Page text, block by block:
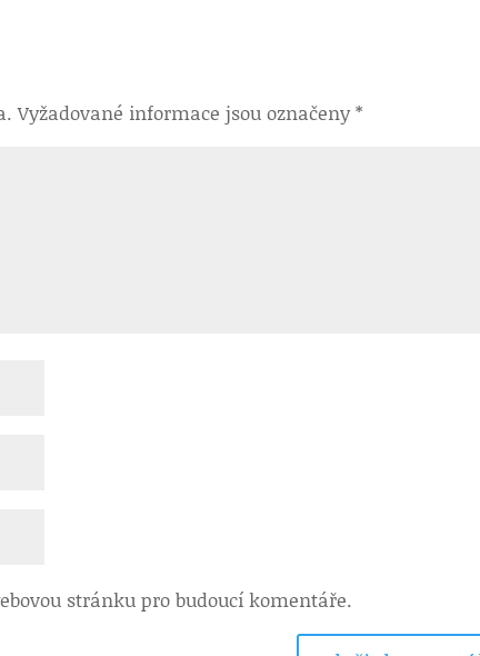
Vyžadované informace jsou označeny*
stránku pro budoucí komentáře.